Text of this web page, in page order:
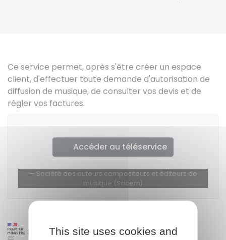
Ce service permet, après s'être créer un espace
client, d'effectuer toute demande d'autorisation de
diffusion de musique, de consulter vos devis et de
régler vos factures.
Accéder au téléservice
Société des auteurs compositeurs et éditeurs de
musique (Sacem)
This site uses cookies and